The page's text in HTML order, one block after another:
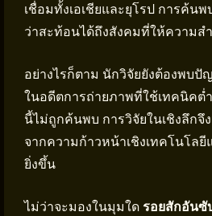
เชื่อมทั้งเอเชียและยุโรป การค้น
ว่าสะท้อนได้ถึงสังคมที่ให้ความส
อย่างไรก็ตาม นักวิจัยยังต้องพบปั
ในอดีตการถ่ายภาพที่ใช้เทคนิคต่
นี้ไม่ถูกค้นพบ การวิจัยในเชิงลึกจึ
จากความก้าวหน้าเชิงเทคโนโล
ยิ่งขึ้น
ไม่ว่าจะมองในมุมใด รอยสักอันซั